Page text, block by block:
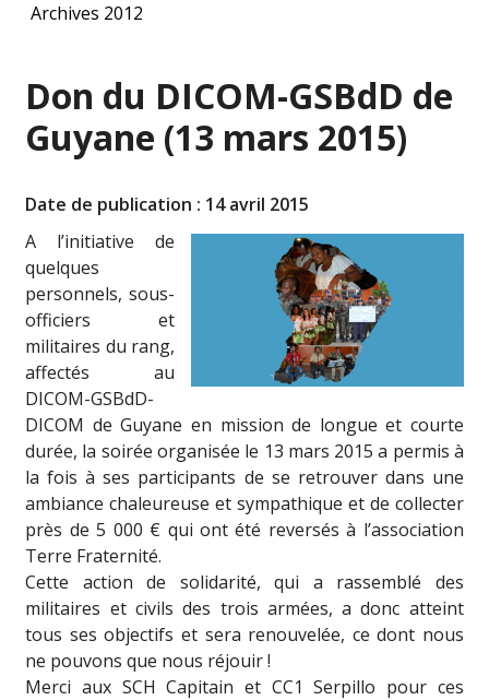
Archives 2012
Don du DICOM-GSBdD de
Guyane (13 mars 2015)
Date de publication : 14 avril 2015
A l’initiative de
quelques
personnels, sous-
officiers et
militaires du rang,
affectés au
DICOM-GSBdD-
DICOM de Guyane en mission de longue et courte
durée, la soirée organisée le 13 mars 2015 a permis à
la fois à ses participants de se retrouver dans une
ambiance chaleureuse et sympathique et de collecter
près de 5 000 € qui ont été reversés à l’association
Terre Fraternité.
Cette action de solidarité, qui a rassemblé des
militaires et civils des trois armées, a donc atteint
tous ses objectifs et sera renouvelée, ce dont nous
ne pouvons que nous réjouir !
Merci aux SCH Capitain et CC1 Serpillo pour ces